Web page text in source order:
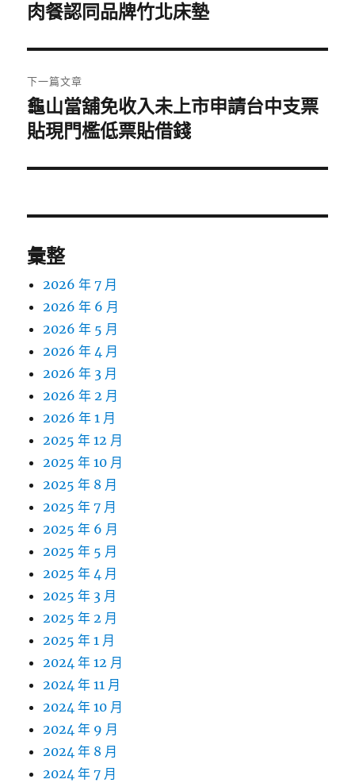
導
覽
一
文
章:
肉餐認同品牌竹北床墊
下一篇文章
下
一
文
龜山當舖免收入未上市申請台中支票
貼現門檻低票貼借錢
彙整
2026 年 7 月
2026 年 6 月
2026 年 5 月
2026 年 4 月
2026 年 3 月
2026 年 2 月
2026 年 1 月
2025 年 12 月
2025 年 10 月
2025 年 8 月
2025 年 7 月
2025 年 6 月
2025 年 5 月
2025 年 4 月
2025 年 3 月
2025 年 2 月
2025 年 1 月
2024 年 12 月
2024 年 11 月
2024 年 10 月
2024 年 9 月
2024 年 8 月
2024 年 7 月